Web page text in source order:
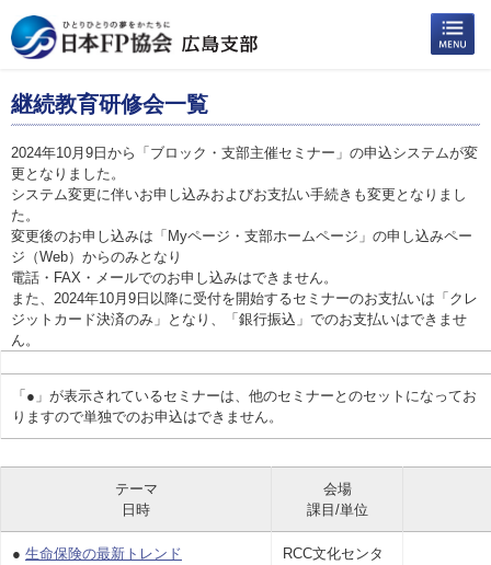
継続教育研修会一覧
2024年10月9日から「ブロック・支部主催セミナー」の申込システムが変
更となりました。
システム変更に伴いお申し込みおよびお支払い手続きも変更となりまし
た。
変更後のお申し込みは「Myページ・支部ホームページ」の申し込みペー
ジ（Web）からのみとなり
電話・FAX・メールでのお申し込みはできません。
また、2024年10月9日以降に受付を開始するセミナーのお支払いは「クレ
ジットカード決済のみ」となり、「銀行振込」でのお支払いはできませ
ん。
「●」が表示されているセミナーは、他のセミナーとのセットになってお
りますので単独でのお申込はできません。
テーマ
日時
会場
課目/単位
● 生命保険の最新トレンド
RCC文化センタ